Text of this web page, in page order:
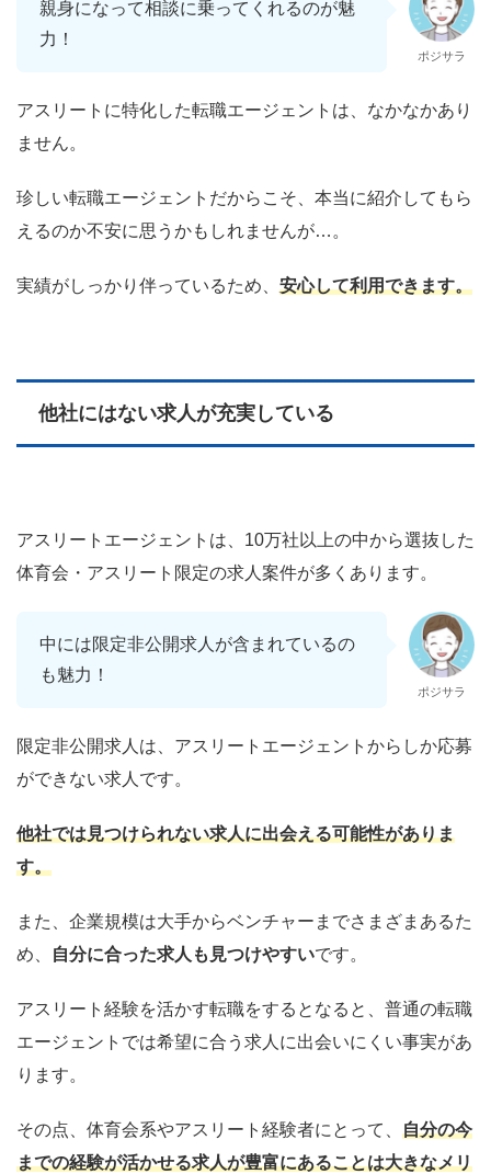
親身になって相談に乗ってくれるのが魅
力！
ポジサラ
アスリートに特化した転職エージェントは、なかなかあり
ません。
珍しい転職エージェントだからこそ、本当に紹介してもら
えるのか不安に思うかもしれませんが…。
実績がしっかり伴っているため、 安心して利用できます。
他社にはない求人が充実している
アスリートエージェントは、10万社以上の中から選抜した
体育会・アスリート限定の求人案件が多くあります。
中には限定非公開求人が含まれているの
も魅力！
ポジサラ
限定非公開求人は、アスリートエージェントからしか応募
ができない求人です。
他社では見つけられない求人に出会える可能性がありま
す。
また、企業規模は大手からベンチャーまでさまざまあるた
め、
自分に合った求人も見つけやすいです。
アスリート経験を活かす転職をするとなると、普通の転職
エージェントでは希望に合う求人に出会いにくい事実があ
ります。
その点、体育会系やアスリート経験者にとって、 自分の今
までの経験が活かせる求人が豊富にあることは大きなメリ